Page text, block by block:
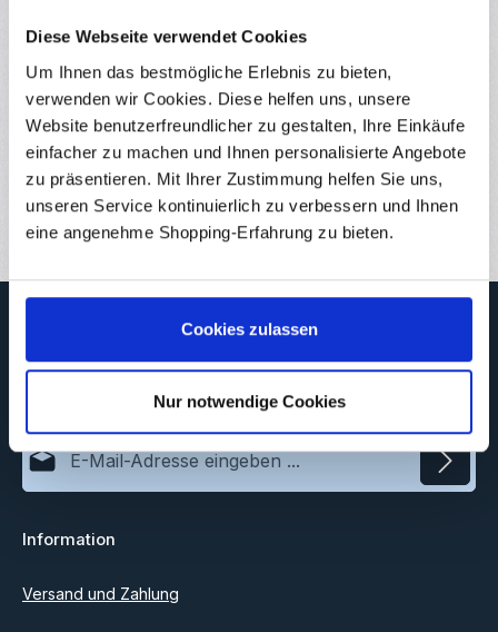
Diese Webseite verwendet Cookies
Um Ihnen das bestmögliche Erlebnis zu bieten,
verwenden wir Cookies. Diese helfen uns, unsere
Website benutzerfreundlicher zu gestalten, Ihre Einkäufe
einfacher zu machen und Ihnen personalisierte Angebote
zu präsentieren. Mit Ihrer Zustimmung helfen Sie uns,
unseren Service kontinuierlich zu verbessern und Ihnen
eine angenehme Shopping-Erfahrung zu bieten.
Cookies zulassen
Nur notwendige Cookies
Diese PG16 Kabelverschraubungen mit integrierter
Kabelführung – sowohl in…Mehr
Eigenschaften
Downloads
Bewertungen
Newsletter, um rechtzeitig über neue Produkte und Angebote
informiert zu werden.
E-Mail-Adresse*
Ich habe dieDatenschutzbestimmungen
einverstanden.
Information
Versand und Zahlung